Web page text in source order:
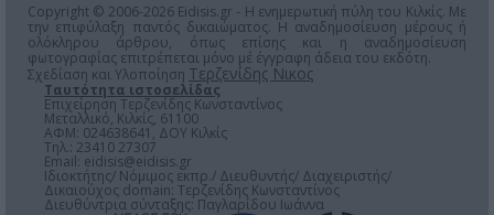
Copyright © 2006-2026 Eidisis.gr - Η ενημερωτική πύλη του Κιλκίς. Με
την επιφύλαξη παντός δικαιώματος. Η αναδημοσίευση μέρους ή
ολόκληρου άρθρου, όπως επίσης και η αναδημοσίευση
φωτογραφίας επιτρέπεται μόνο μέ έγγραφη άδεια του εκδότη.
Σχεδίαση και Υλοποίηση Τερζενίδης Νικος
Ταυτότητα ιστοσελίδας
Επιχείρηση Τερζενίδης Κωνσταντίνος
Μεταλλικό, Κιλκίς, 61100
ΑΦΜ: 024638641, ΔΟΥ Κιλκίς
Τηλ.: 23410 27307
Email: eidisis@eidisis.gr
Ιδιοκτήτης/ Νόμιμος εκπρ./ Διευθυντής/ Διαχειριστής/
Δικαιούχος domain: Τερζενίδης Κωνσταντίνος
Διευθύντρια σύνταξης: Παγλαρίδου Ιωάννα